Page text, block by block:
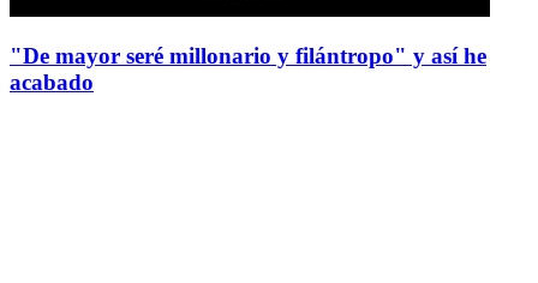
"De mayor seré millonario y filántropo" y así he
acabado